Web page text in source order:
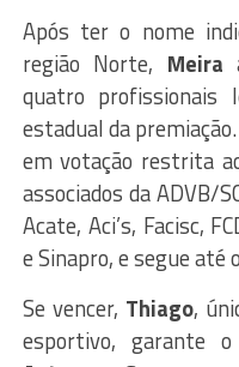
Após ter o nome
região Norte, Meira
quatro
estadual da
em votação restrita
associados da ADVB/
Acate, Aci’s, Facisc,
e Sinapro, e segue até
Se vencer, Thiago,
esportivo, garante